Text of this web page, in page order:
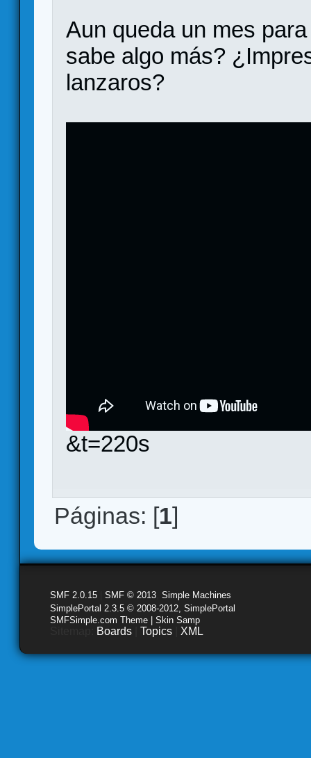
Aun queda un mes
sabe algo más?
lanzaros?
&t=220s
Páginas: [1]
SMF 2.0.15 SMF © 2013 Simple Machines
SimplePortal 2.3.5 © 2008-2012, SimplePortal
SMFSimple.com Theme | Skin Samp
Boards Topics XML